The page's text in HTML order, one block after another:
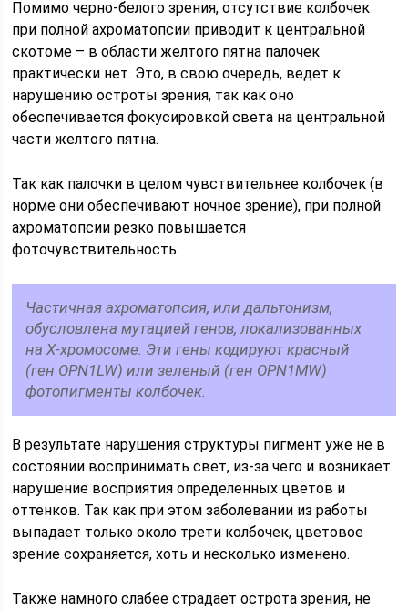
Помимо черно-белого зрения, отсутствие колбочек
при полной ахроматопсии приводит к центральной
скотоме – в области желтого пятна палочек
практически нет. Это, в свою очередь, ведет к
нарушению остроты зрения, так как оно
обеспечивается фокусировкой света на центральной
части желтого пятна.
Так как палочки в целом чувствительнее колбочек (в
норме они обеспечивают ночное зрение), при полной
ахроматопсии резко повышается
фоточувствительность.
Частичная ахроматопсия, или дальтонизм,
обусловлена мутацией генов, локализованных
на Х-хромосоме. Эти гены кодируют красный
(ген OPN1LW) или зеленый (ген OPN1MW)
фотопигменты колбочек.
В результате нарушения структуры пигмент уже не в
состоянии воспринимать свет, из-за чего и возникает
нарушение восприятия определенных цветов и
оттенков. Так как при этом заболевании из работы
выпадает только около трети колбочек, цветовое
зрение сохраняется, хоть и несколько изменено.
Также намного слабее страдает острота зрения, не